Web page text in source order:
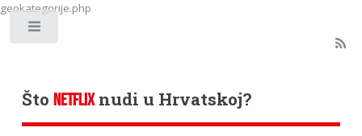
geokategorije.php
Što NETFLIXnudi u Hrvatskoj?